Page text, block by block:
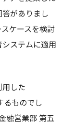
がありまし
ケースを検討
ステムに適用
した
ものでし
融営業部 第五